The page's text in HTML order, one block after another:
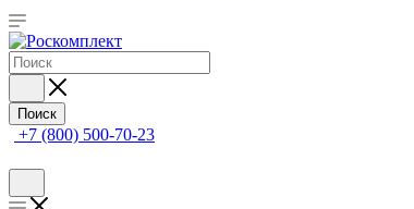
Поиск
+7 (800) 500-70-23